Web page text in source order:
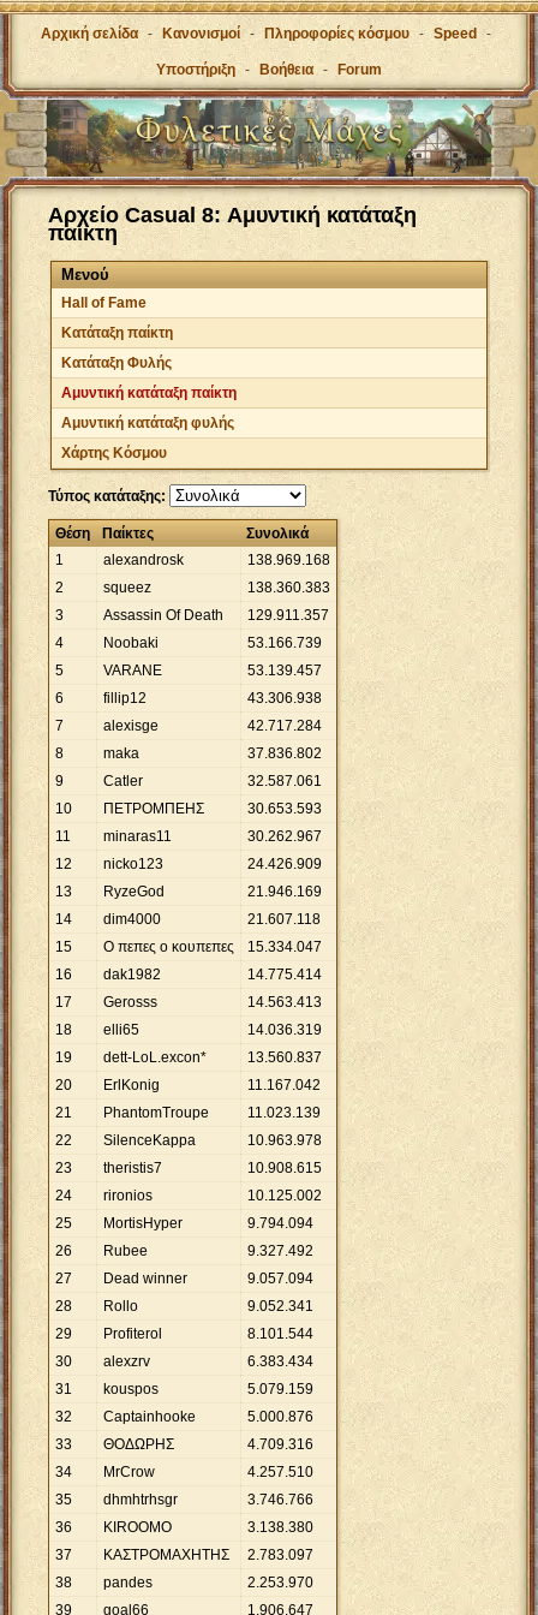
Αρχική σελίδα - Κανονισμοί - Πληροφορίες κόσμου - Speed -
Υποστήριξη - Βοήθεια - Forum
Αρχείο Casual 8: Αμυντική κατάταξη
παίκτη
Μενού
Hall of Fame
Κατάταξη παίκτη
Κατάταξη Φυλής
Αμυντική κατάταξη παίκτη
Αμυντική κατάταξη φυλής
Χάρτης Κόσμου
Τύπος κατάταξης:
Θέση Παίκτες
Συνολικά
1
alexandrosk 138.969.168
2
squeez 138.360.383
3
Assassin Of Death 129.911.357
4
Noobaki 53.166.739
5
VARANE 53.139.457
6
fillip12 43.306.938
7
alexisge 42.717.284
8
maka 37.836.802
9
Catler 32.587.061
10
ΠΕΤΡΟΜΠΕΗΣ 30.653.593
11
minaras11 30.262.967
12
nicko123 24.426.909
13
RyzeGod 21.946.169
14
dim4000 21.607.118
15
Ο πεπες ο κουπεπες 15.334.047
16
dak1982 14.775.414
17
Gerosss 14.563.413
18
elli65 14.036.319
19
dett-LoL.excon* 13.560.837
20
ErlKonig 11.167.042
21
PhantomTroupe 11.023.139
22
SilenceKappa 10.963.978
23
theristis7 10.908.615
24
rironios 10.125.002
25
MortisHyper 9.794.094
26
Rubee 9.327.492
27
Dead winner 9.057.094
28
Rollo 9.052.341
29
Profiterol 8.101.544
30
alexzrv 6.383.434
31
kouspos 5.079.159
32
Captainhooke 5.000.876
33
ΘΟΔΩΡΗΣ 4.709.316
34
MrCrow 4.257.510
35
dhmhtrhsgr 3.746.766
36
KIROOMO 3.138.380
37
ΚΑΣΤΡΟΜΑΧΗΤΗΣ 2.783.097
38
pandes 2.253.970
39
goal66 1.906.647